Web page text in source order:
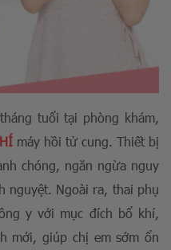
tuổi tại phòng khám,
máy hồi tử cung. Thiết bị
chóng, ngăn ngừa nguy
nguyệt. Ngoài ra, thai phụ
y với mục đích bổ khí,
mới, giúp chị em sớm ổn